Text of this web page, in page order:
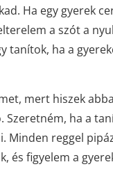
Ha egy gyerek
a szót a
tanítok, ha a
mert hiszek
Szeretném, ha a
Minden reggel
és figyelem a